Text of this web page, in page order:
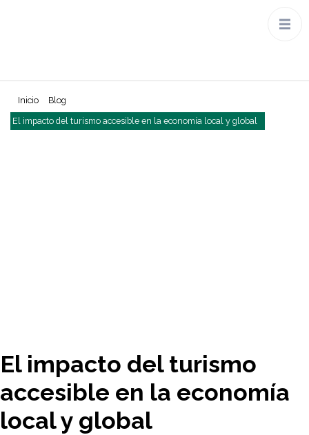
Inicio
Blog
El impacto del turismo accesible en la economía local y global
El impacto del turismo
accesible en la economía
local y global